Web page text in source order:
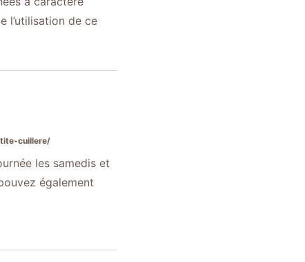
l’utilisation de ce
cuillere/
les samedis et
également